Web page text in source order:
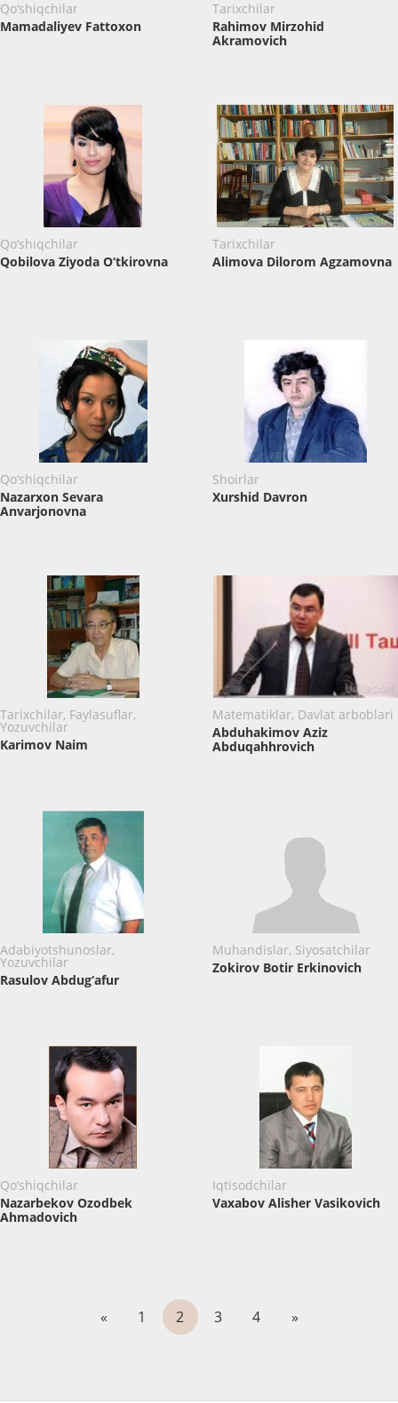
Qo‘shiqchilar
Mamadaliyev Fattoxon
Tarixchilar
Rahimov Mirzohid
Akramovich
Qo‘shiqchilar
Qobilova Ziyoda O‘tkirovna
Tarixchilar
Alimova Dilorom Agzamovna
Qo‘shiqchilar
Nazarxon Sevara
Anvarjonovna
Shoirlar
Xurshid Davron
Tarixchilar, Faylasuflar,
Yozuvchilar
Karimov Naim
Matematiklar, Davlat arboblari
Abduhakimov Aziz
Abduqahhrovich
Adabiyotshunoslar,
Yozuvchilar
Rasulov Abdug‘afur
Muhandislar, Siyosatchilar
Zokirov Botir Erkinovich
Qo‘shiqchilar
Nazarbekov Ozodbek
Ahmadovich
Iqtisodchilar
Vaxabov Alisher Vasikovich
« 1 2 3 4 »